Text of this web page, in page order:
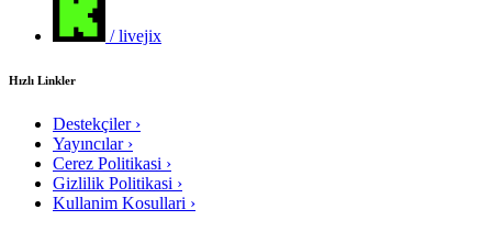
/ livejix
Hızlı Linkler
Destekçiler ›
Yayıncılar ›
Cerez Politikasi ›
Gizlilik Politikasi ›
Kullanim Kosullari ›